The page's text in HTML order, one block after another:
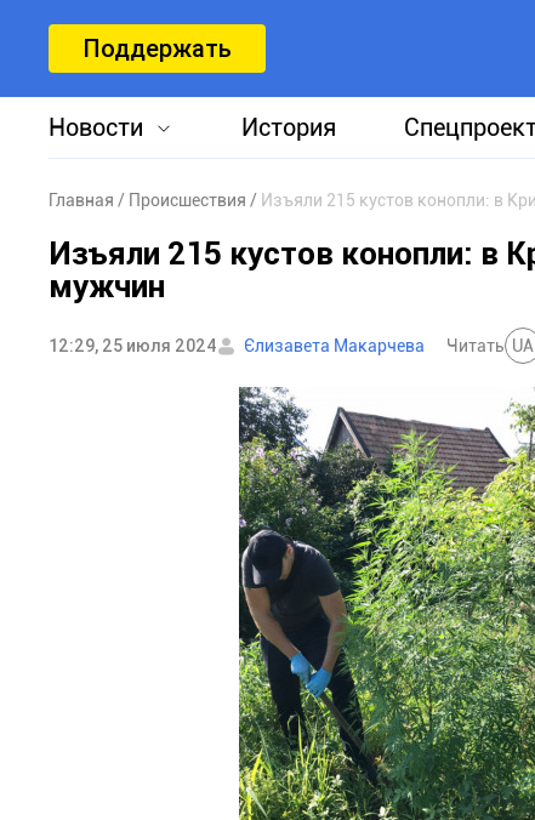
Поддержать
Новости История
Главная Происшествия Изъяли 215 кустов конопли: в
Изъяли 215 кустов конопли: в
мужчин
12:29, 25 июля 2024 Єлизавета Макарчева Читать UA